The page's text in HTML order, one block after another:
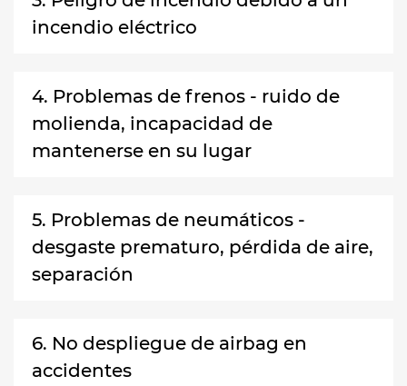
incendio eléctrico
4. Problemas de frenos - ruido de
molienda, incapacidad de
mantenerse en su lugar
5. Problemas de neumáticos -
desgaste prematuro, pérdida de aire,
separación
6. No despliegue de airbag en
accidentes